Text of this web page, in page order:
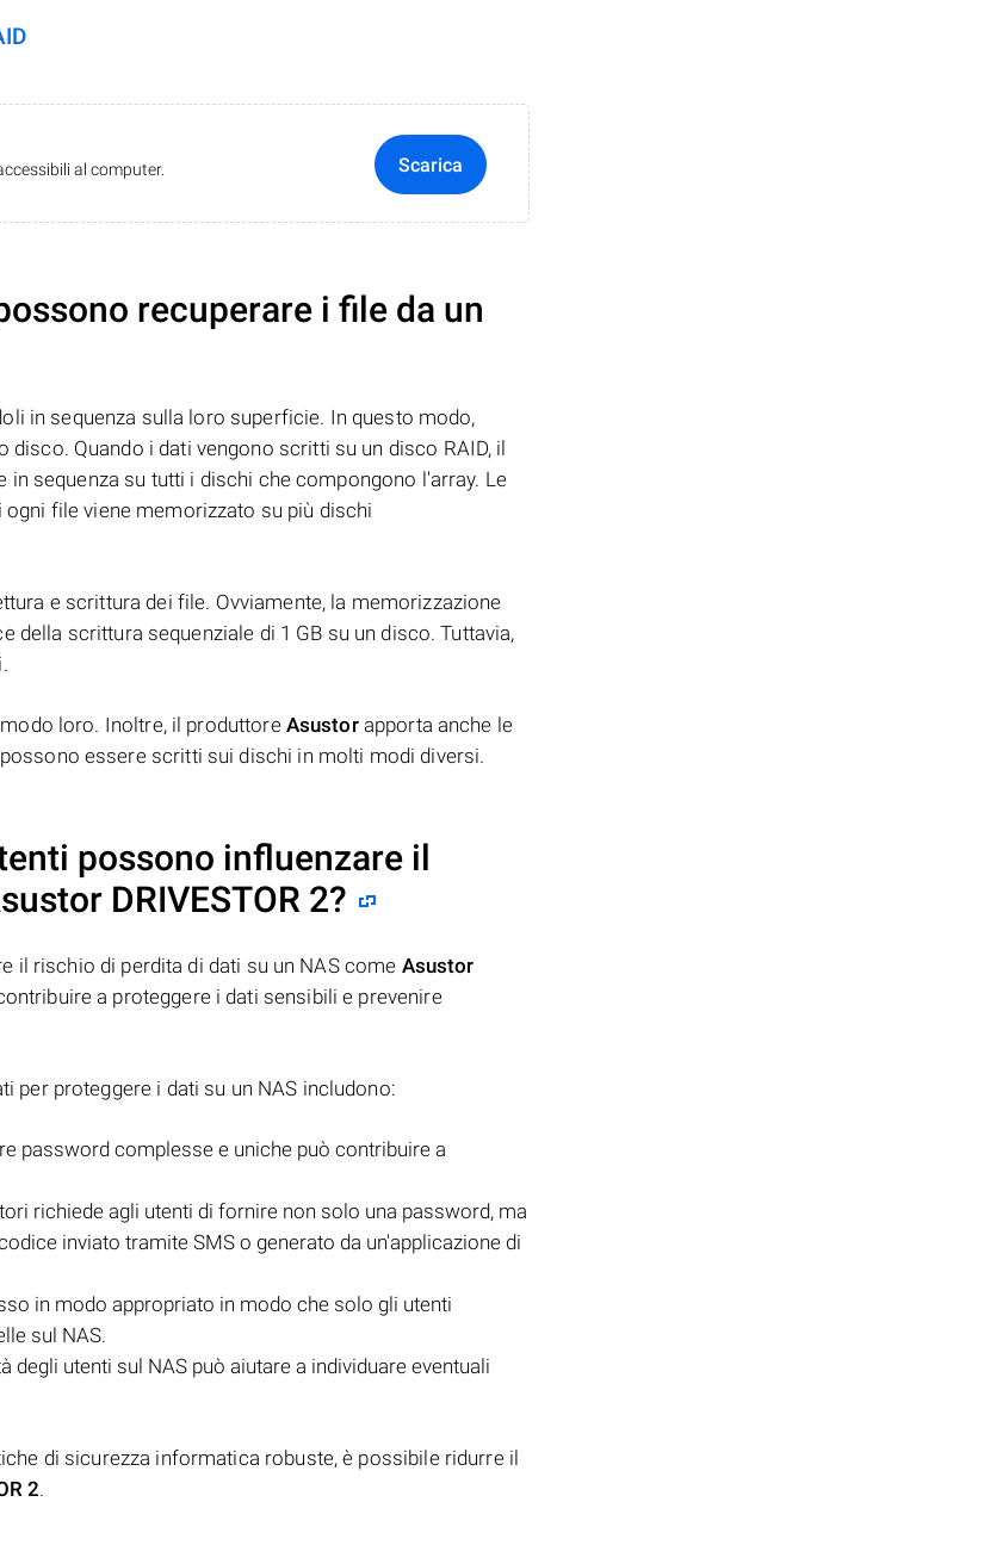
al computer. Scarica
recuperare i file da un
in sequenza sulla loro superficie. In questo modo,
Quando i dati vengono scritti su un disco RAID, il
sequenza su tutti i dischi che compongono l'array. Le
file viene memorizzato su più dischi
e scrittura dei file. Ovviamente, la memorizzazione
della scrittura sequenziale di 1 GB su un disco. Tuttavia,
loro. Inoltre, il produttore Asustorapporta anche le
essere scritti sui dischi in molti modi diversi.
possono influenzare il
DRIVESTOR 2?
il rischio di perdita di dati su un NAS come Asustor
a proteggere i dati sensibili e prevenire
per proteggere i dati su un NAS includono:
password complesse e uniche può contribuire a
richiede agli utenti di fornire non solo una password, ma
inviato tramite SMS o generato da un'applicazione di
in modo appropriato in modo che solo gli utenti
sul NAS.
utenti sul NAS può aiutare a individuare eventuali
di sicurezza informatica robuste, è possibile ridurre il
2.